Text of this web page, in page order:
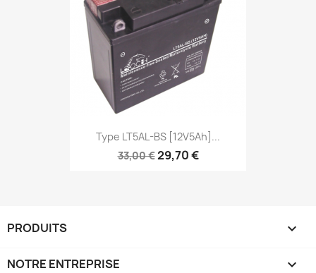
Type LT5AL-BS [12V5Ah]...
33,00 €29,70 €
PRODUITS 
NOTRE ENTREPRISE 